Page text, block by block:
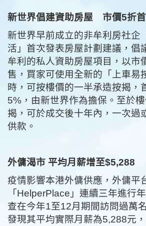
新世界倡建資助房屋 市價5折
新世界早前成立的非牟利房社企
活」首次發表房屋計劃建議，倡
牟利的私人資助房屋項目，以市
售，買家可使用全新的「上車易
時，可按樓價的一半承造按揭，
5%，由新世界作為擔保。至於
揭，可於成交後十年內，一次過
供款。
外傭渴市 平均月薪增至$5,288
疫情影響本港外傭供應，外傭平
「HelperPlace」連續三年進行
查在今年1至12月期間訪問過萬
發現其平均實際月薪為5,288元